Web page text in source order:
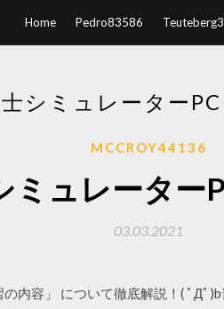
Home Pedro83586
シミュレーター
MCCROY44136
ミュレーター
03.03.2021
内容」 について徹底解説！( ﾟДﾟ